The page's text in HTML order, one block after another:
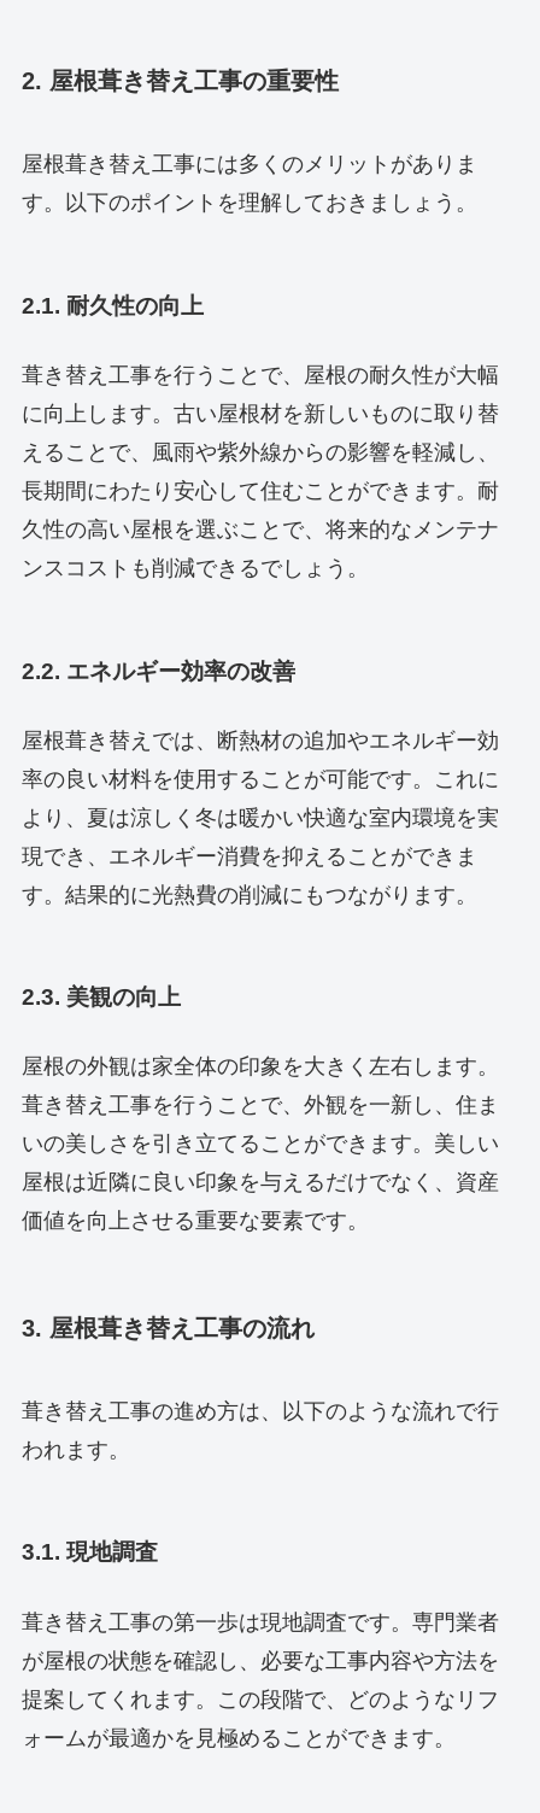
2. 屋根葺き替え工事の重要性
屋根葺き替え工事には多くのメリットがありま
す。以下のポイントを理解しておきましょう。
2.1. 耐久性の向上
葺き替え工事を行うことで、屋根の耐久性が大幅
に向上します。古い屋根材を新しいものに取り替
えることで、風雨や紫外線からの影響を軽減し、
長期間にわたり安心して住むことができます。耐
久性の高い屋根を選ぶことで、将来的なメンテナ
ンスコストも削減できるでしょう。
2.2. エネルギー効率の改善
屋根葺き替えでは、断熱材の追加やエネルギー効
率の良い材料を使用することが可能です。これに
より、夏は涼しく冬は暖かい快適な室内環境を実
現でき、エネルギー消費を抑えることができま
す。結果的に光熱費の削減にもつながります。
2.3. 美観の向上
屋根の外観は家全体の印象を大きく左右します。
葺き替え工事を行うことで、外観を一新し、住ま
いの美しさを引き立てることができます。美しい
屋根は近隣に良い印象を与えるだけでなく、資産
価値を向上させる重要な要素です。
3. 屋根葺き替え工事の流れ
葺き替え工事の進め方は、以下のような流れで行
われます。
3.1. 現地調査
葺き替え工事の第一歩は現地調査です。専門業者
が屋根の状態を確認し、必要な工事内容や方法を
提案してくれます。この段階で、どのようなリフ
ォームが最適かを見極めることができます。